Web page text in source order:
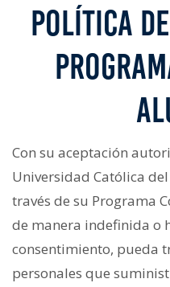
POLÍTICA
Con su aceptación
Universidad Católica del
través de su Programa
de manera indefinida o
consentimiento, pueda
personales que